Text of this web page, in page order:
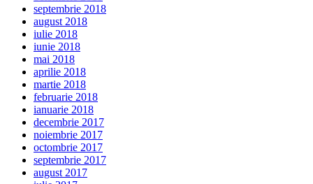
septembrie 2018
august 2018
iulie 2018
iunie 2018
mai 2018
aprilie 2018
martie 2018
februarie 2018
ianuarie 2018
decembrie 2017
noiembrie 2017
octombrie 2017
septembrie 2017
august 2017